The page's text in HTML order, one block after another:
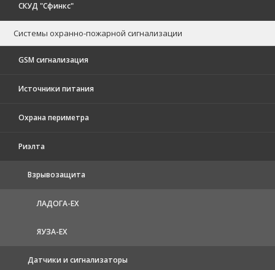
СКУД "Сфинкс"
Системы охранно-пожарной сигнализации
GSM сигнализация
Источники питания
Охрана периметра
Риэлта
Взрывозащита
ЛАДОГА-EX
ЯУЗА-ЕХ
Датчики и сигнализаторы